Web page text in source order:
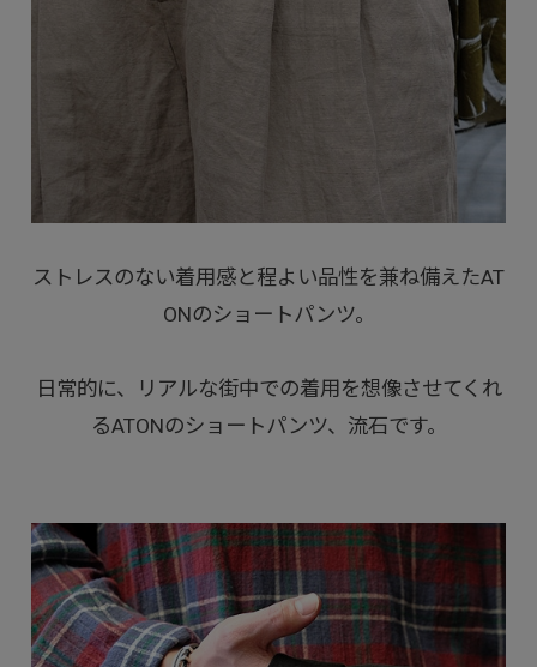
ストレスのない着用感と程よい品性を兼ね備えたAT
ONのショートパンツ。
日常的に、リアルな街中での着用を想像させてくれ
るATONのショートパンツ、流石です。